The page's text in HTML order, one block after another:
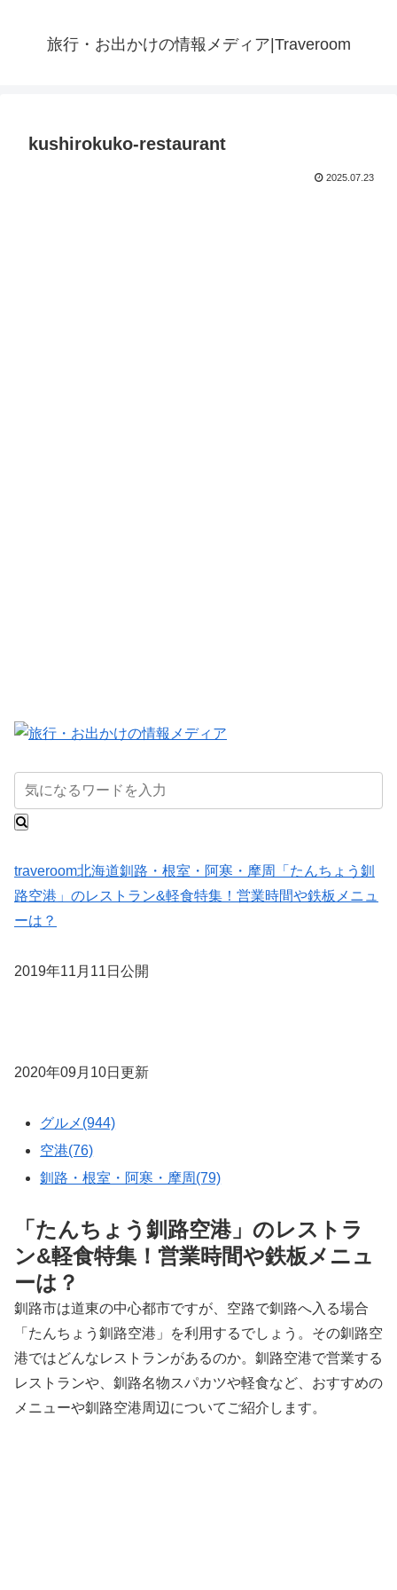
旅行・お出かけの情報メディア|Traveroom
kushirokuko-restaurant
2025.07.23
traveroom北海道釧路・根室・阿寒・摩周
「たんちょう釧
路空港」のレストラン&軽食特集！営業時間や鉄板メニュ
ーは？
2019年11月11日公開
2020年09月10日更新
グルメ(944)
空港(76)
釧路・根室・阿寒・摩周(79)
「たんちょう釧路空港」のレストラ
ン&軽食特集！営業時間や鉄板メニュ
ーは？
釧路市は道東の中心都市ですが、空路で釧路へ入る場合
「たんちょう釧路空港」を利用するでしょう。その釧路空
港ではどんなレストランがあるのか。釧路空港で営業する
レストランや、釧路名物スパカツや軽食など、おすすめの
メニューや釧路空港周辺についてご紹介します。